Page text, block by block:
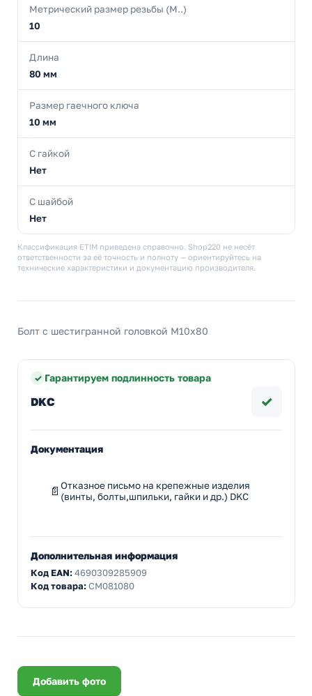
Метрический размер резьбы (М..)
10
Длина
80 мм
Размер гаечного ключа
10 мм
С гайкой
Нет
С шайбой
Нет
Классификация ETIM приведена справочно. Shop220 не несёт
ответственности за её точность и полноту — ориентируйтесь на
технические характеристики и документацию производителя.
Болт с шестигранной головкой М10х80
Гарантируем подлинность товара
DKC ✓
Документация
Отказное письмо на крепежные изделия
(винты, болты,шпильки, гайки и др.) DKC
Дополнительная информация
Код EAN:4690309285909
Код товара:CM081080
Добавить фото